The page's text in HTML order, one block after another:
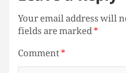
Your email address will
fields are marked*
Comment*